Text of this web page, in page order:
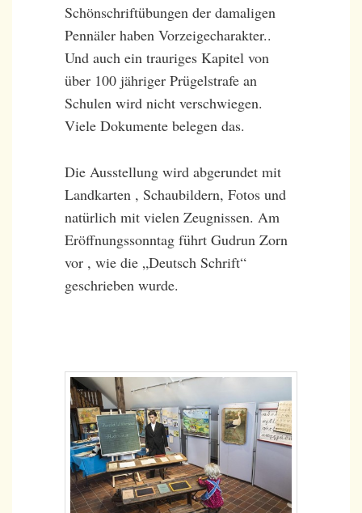
Schönschriftübungen der damaligen
Pennäler haben Vorzeigecharakter..
Und auch ein trauriges Kapitel von
über 100 jähriger Prügelstrafe an
Schulen wird nicht verschwiegen.
Viele Dokumente belegen das.
Die Ausstellung wird abgerundet mit
Landkarten , Schaubildern, Fotos und
natürlich mit vielen Zeugnissen. Am
Eröffnungssonntag führt Gudrun Zorn
vor , wie die „Deutsch Schrift“
geschrieben wurde.